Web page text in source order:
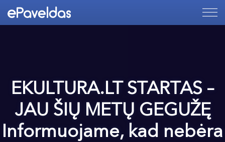
EKULTURA.LT STARTAS –
JAU ŠIŲ METŲ GEGUŽĘ
Informuojame, kad nebėra